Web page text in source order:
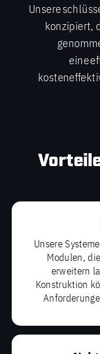
Unsere
konzipiert,
eine
Unsere
Modulen,
erweitern
Konstruktion